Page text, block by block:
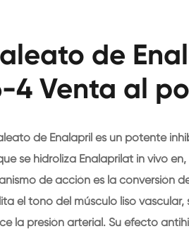
de
4 Venta al
de Enalapril es un potente
se hidroliza Enalaprilat in vivo
de acción es la conversión
el tono del músculo liso
la presión arterial. Su efecto